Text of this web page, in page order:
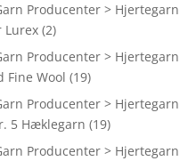
Producenter >
Lurex (2)
Producenter >
Fine Wool (19)
Producenter >
5 Hæklegarn (19)
Producenter >